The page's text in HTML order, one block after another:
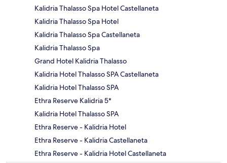
Kalidria Thalasso Spa Hotel Castellaneta
Kalidria Thalasso Spa Hotel
Kalidria Thalasso Spa Castellaneta
Kalidria Thalasso Spa
Grand Hotel Kalidria Thalasso
Kalidria Hotel Thalasso SPA Castellaneta
Kalidria Hotel Thalasso SPA
Ethra Reserve Kalidria 5*
Kalidria Hotel Thalasso SPA
Ethra Reserve - Kalidria Hotel
Ethra Reserve - Kalidria Castellaneta
Ethra Reserve - Kalidria Hotel Castellaneta